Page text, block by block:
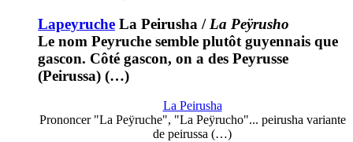
Lapeyruche La Peirusha / La Peÿrusho
Le nom Peyruche semble plutôt guyennais que
gascon. Côté gascon, on a des Peyrusse
(Peirussa) (…)
La Peirusha
Prononcer "La Peÿruche", "La Peÿrucho"... peirusha variante
de peirussa (…)